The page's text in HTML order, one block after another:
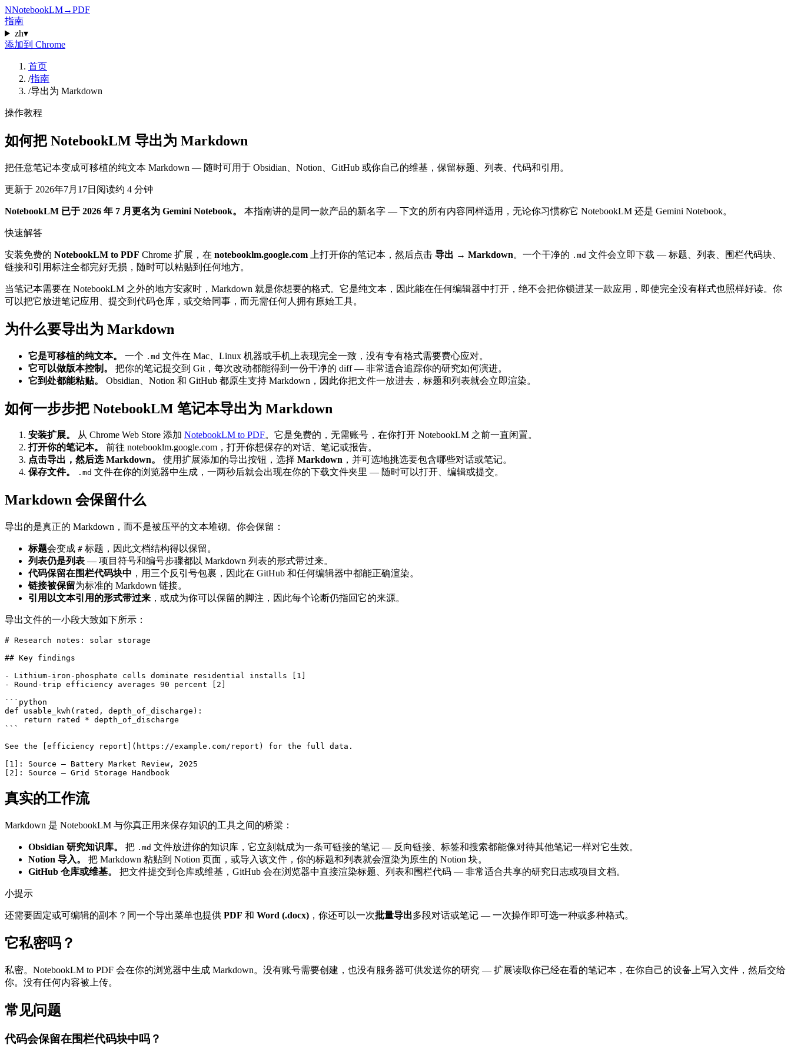
NNotebookLM→PDF
指南
zh▾
添加到 Chrome
首页
/指南
/导出为 Markdown
操作教程
如何把 NotebookLM 导出为 Markdown
把任意笔记本变成可移植的纯文本 Markdown — 随时可用于 Obsidian、Notion、GitHub 或你自己的维基，保留标题、列表、代码和引用。
更新于 2026年7月17日 阅读约 4 分钟
NotebookLM 已于 2026 年 7 月更名为 Gemini Notebook。 本指南讲的是同一款产品的新名字 — 下文的所有内容同样适用，无论你习惯称它 NotebookLM 还是 Gemini Notebook。
快速解答
安装免费的 NotebookLM to PDF Chrome 扩展，在 notebooklm.google.com 上打开你的笔记本，然后点击 导出 → Markdown。一个干净的 .md 文件会立即下载 — 标题、列表、围栏代码块、
链接和引用标注全都完好无损，随时可以粘贴到任何地方。
当笔记本需要在 NotebookLM 之外的地方安家时，Markdown 就是你想要的格式。它是纯文本，因此能在任何编辑器中打开，绝不会把你锁进某一款应用，即使完全没有样式也照样好读。你
可以把它放进笔记应用、提交到代码仓库，或交给同事，而无需任何人拥有原始工具。
为什么要导出为 Markdown
它是可移植的纯文本。 一个 .md 文件在 Mac、Linux 机器或手机上表现完全一致，没有专有格式需要费心应对。
它可以做版本控制。
把你的笔记提交到 Git，每次改动都能得到一份干净的 diff — 非常适合追踪你的研究如何演进。
它到处都能粘贴。
Obsidian、Notion 和 GitHub 都原生支持 Markdown，因此你把文件一放进去，标题和列表就会立即渲染。
如何一步步把 NotebookLM 笔记本导出为 Markdown
安装扩展。 从 Chrome Web Store 添加 NotebookLM to PDF。它是免费的，无需账号，在你打开 NotebookLM 之前一直闲置。
打开你的笔记本。
前往 notebooklm.google.com，打开你想保存的对话、笔记或报告。
点击导出，然后选 Markdown。
使用扩展添加的导出按钮，选择 Markdown ，并可选地挑选要包含哪些对话或笔记。
保存文件。
.md 文件在你的浏览器中生成，一两秒后就会出现在你的下载文件夹里 — 随时可以打开、编辑或提交。
Markdown 会保留什么
导出的是真正的 Markdown，而不是被压平的文本堆砌。你会保留：
标题会变成 # 标题，因此文档结构得以保留。
列表仍是列表 — 项目符号和编号步骤都以 Markdown 列表的形式带过来。
代码保留在围栏代码块中 ，用三个反引号包裹，因此在 GitHub 和任何编辑器中都能正确渲染。
链接被保留为标准的 Markdown 链接。
引用以文本引用的形式带过来 ，或成为你可以保留的脚注，因此每个论断仍指回它的来源。
导出文件的一小段大致如下所示：
# Research notes: solar storage
## Key findings
- Lithium-iron-phosphate cells dominate residential installs [1]
- Round-trip efficiency averages 90 percent [2]
```python
def usable_kwh(rated, depth_of_discharge):
    return rated * depth_of_discharge
```
See the [efficiency report](https://example.com/report) for the full data.
[1]: Source — Battery Market Review, 2025
[2]: Source — Grid Storage Handbook
真实的工作流
Markdown 是 NotebookLM 与你真正用来保存知识的工具之间的桥梁：
Obsidian 研究知识库。 把 .md 文件放进你的知识库，它立刻就成为一条可链接的笔记 — 反向链接、标签和搜索都能像对待其他笔记一样对它生效。
Notion 导入。
把 Markdown 粘贴到 Notion 页面，或导入该文件，你的标题和列表就会渲染为原生的 Notion 块。
GitHub 仓库或维基。
把文件提交到仓库或维基，GitHub 会在浏览器中直接渲染标题、列表和围栏代码 — 非常适合共享的研究日志或项目文档。
小提示
还需要固定或可编辑的副本？同一个导出菜单也提供 PDF 和 Word (.docx) ，你还可以一次批量导出多段对话或笔记 — 一次操作即可选一种或多种格式。
它私密吗？
私密。NotebookLM to PDF 会在你的浏览器中生成 Markdown。没有账号需要创建，也没有服务器可供发送你的研究 — 扩展读取你已经在看的笔记本，在你自己的设备上写入文件，然后交给
你。没有任何内容被上传。
常见问题
代码会保留在围栏代码块中吗？